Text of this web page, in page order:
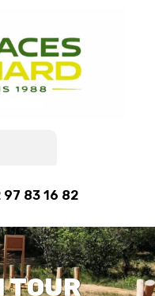
83 16 82
TOUR